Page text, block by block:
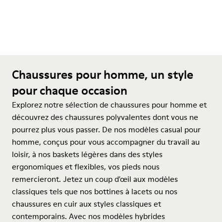
Chaussures pour homme, un style
pour chaque occasion
Explorez notre sélection de chaussures pour homme et
découvrez des chaussures polyvalentes dont vous ne
pourrez plus vous passer. De nos modèles casual pour
homme, conçus pour vous accompagner du travail au
loisir, à nos baskets légères dans des styles
ergonomiques et flexibles, vos pieds nous
remercieront. Jetez un coup d'œil aux modèles
classiques tels que nos bottines à lacets ou nos
chaussures en cuir aux styles classiques et
contemporains. Avec nos modèles hybrides